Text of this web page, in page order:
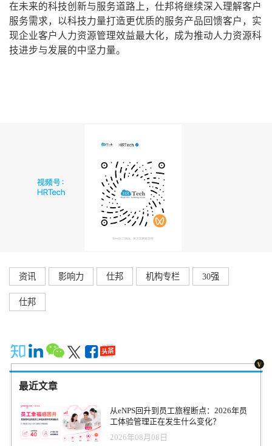
在未来的科技创新与服务道路上，仕邦将继续深入理解客户
服务需求，以科技力量打造更优质的服务产品回馈客户，实
现企业客户人力资源管理效益最大化，成为推动人力资源科
技进步与发展的中坚力量。
资讯 影响力 仕邦 机构专栏 30强
仕邦
最近文章
从eNPS回升到员工旅程断点：2026年员
工体验管理正在发生什么变化？
2026年08月08日